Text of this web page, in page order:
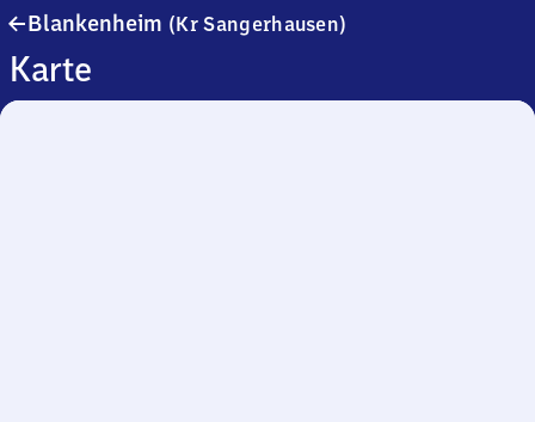
Blankenheim (Kr Sangerhausen)
Karte